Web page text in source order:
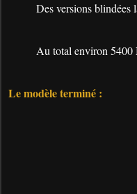
Des versions blindées
Au total environ 5400
Le modèle terminé :